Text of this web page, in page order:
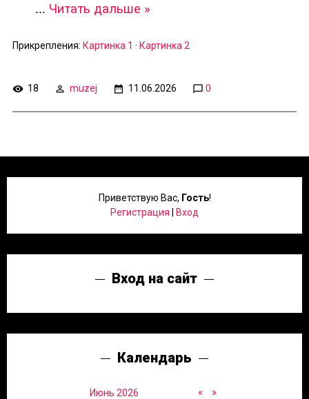
... Читать дальше »
Прикрепления: Картинка 1 · Картинка 2
18 muzej 11.06.2026 0
Приветствую Вас, Гость!
Регистрация
Вход
Вход на сайт
Календарь
«
Июнь 2026 »